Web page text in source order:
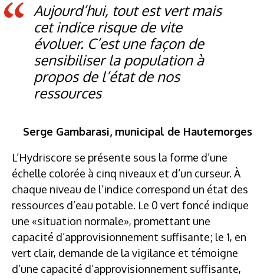
Aujourd’hui, tout est vert mais
cet indice risque de vite
évoluer. C’est une façon de
sensibiliser la population à
propos de l’état de nos
ressources
Serge Gambarasi, municipal de Hautemorges
L’Hydriscore se présente sous la forme d’une
échelle colorée à cinq niveaux et d’un curseur. À
chaque niveau de l’indice correspond un état des
ressources d’eau potable. Le 0 vert foncé indique
une «situation normale», promettant une
capacité d’approvisionnement suffisante; le 1, en
vert clair, demande de la vigilance et témoigne
d’une capacité d’approvisionnement suffisante,